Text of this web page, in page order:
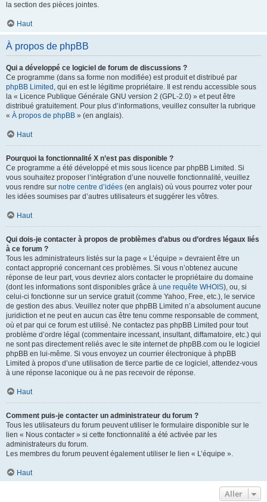
la section des pièces jointes.
Haut
À propos de phpBB
Qui a développé ce logiciel de forum de discussions ?
Ce programme (dans sa forme non modifiée) est produit et distribué par
phpBB Limited , qui en est le légitime propriétaire. Il est rendu accessible sous
la « Licence Publique Générale GNU version 2 (GPL-2.0) » et peut être
distribué gratuitement. Pour plus d’informations, veuillez consulter la rubrique
« À propos de phpBB » (en anglais).
Haut
Pourquoi la fonctionnalité X n’est pas disponible ?
Ce programme a été développé et mis sous licence par phpBB Limited. Si
vous souhaitez proposer l’intégration d’une nouvelle fonctionnalité, veuillez
vous rendre sur notre centre d’idées (en anglais) où vous pourrez voter pour
les idées soumises par d’autres utilisateurs et suggérer les vôtres.
Haut
Qui dois-je contacter à propos de problèmes d’abus ou d’ordres légaux liés
à ce forum ?
Tous les administrateurs listés sur la page « L’équipe » devraient être un
contact approprié concernant ces problèmes. Si vous n’obtenez aucune
réponse de leur part, vous devriez alors contacter le propriétaire du domaine
(dont les informations sont disponibles grâce à une requête WHOIS), ou, si
celui-ci fonctionne sur un service gratuit (comme Yahoo, Free, etc.), le service
de gestion des abus. Veuillez noter que phpBB Limited n’a absolument aucune
juridiction et ne peut en aucun cas être tenu comme responsable de comment,
où et par qui ce forum est utilisé. Ne contactez pas phpBB Limited pour tout
problème d’ordre légal (commentaire incessant, insultant, diffamatoire, etc.) qui
ne sont pas directement reliés avec le site internet de phpBB.com ou le logiciel
phpBB en lui-même. Si vous envoyez un courrier électronique à phpBB
Limited à propos d’une utilisation de tierce partie de ce logiciel, attendez-vous
à une réponse laconique ou à ne pas recevoir de réponse.
Haut
Comment puis-je contacter un administrateur du forum ?
Tous les utilisateurs du forum peuvent utiliser le formulaire disponible sur le
lien « Nous contacter » si cette fonctionnalité a été activée par les
administrateurs du forum.
Les membres du forum peuvent également utiliser le lien « L’équipe ».
Haut
Aller